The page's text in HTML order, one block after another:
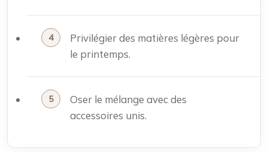
Privilégier des matières légères pour
le printemps.
Oser le mélange avec des
accessoires unis.